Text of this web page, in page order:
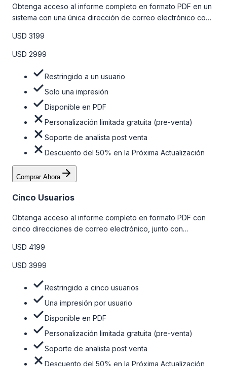
Obtenga acceso al informe completo en formato PDF en un
sistema con una única dirección de correo electrónico con
la tabla de precios a continuación.
USD 3199
USD 2999
Restringido a un usuario
Solo una impresión
Disponible en PDF
Personalización limitada gratuita (pre-venta)
Soporte de analista post venta
Descuento del 50% en la Próxima Actualización
Comprar Ahora
Cinco Usuarios
Obtenga acceso al informe completo en formato PDF con
cinco direcciones de correo electrónico, junto con
venta y el soporte post-venta de nuestros analistas. Para
obtener más información, consulte la tabla de precios a
USD 4199
USD 3999
Restringido a cinco usuarios
Una impresión por usuario
Disponible en PDF
Personalización limitada gratuita (pre-venta)
Soporte de analista post venta
Descuento del 50% en la Próxima Actualización